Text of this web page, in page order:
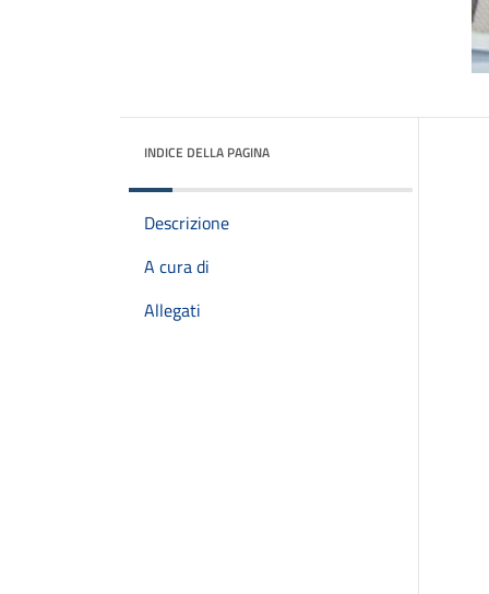
INDICE DELLA PAGINA
Descrizione
A cura di
Allegati